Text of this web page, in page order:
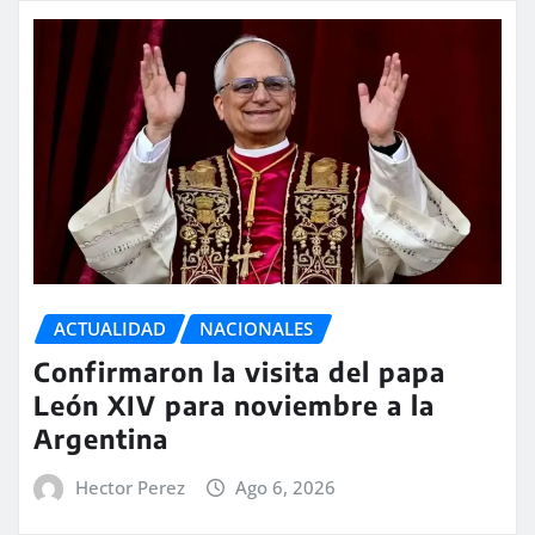
ACTUALIDAD NACIONALES
Confirmaron la visita del papa
León XIV para noviembre a la
Argentina
Hector Perez Ago 6, 2026